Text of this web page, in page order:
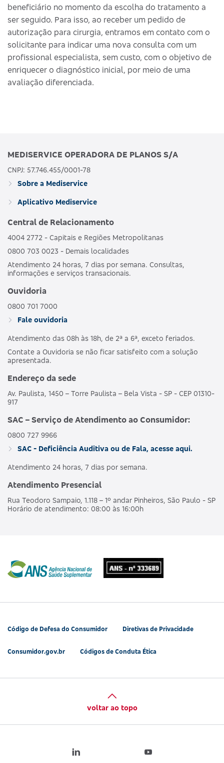
beneficiário no momento da escolha do tratamento a
ser seguido. Para isso, ao receber um pedido de
autorização para cirurgia, entramos em contato com o
solicitante para indicar uma nova consulta com um
profissional especialista, sem custo, com o objetivo de
enriquecer o diagnóstico inicial, por meio de uma
avaliação diferenciada.
MEDISERVICE OPERADORA DE PLANOS S/A
CNPJ: 57.746.455/0001-78
Sobre a Mediservice
Aplicativo Mediservice
Central de Relacionamento
4004 2772 - Capitais e Regiões Metropolitanas
0800 703 0023 - Demais localidades
Atendimento 24 horas, 7 dias por semana. Consultas,
informações e serviços transacionais.
Ouvidoria
0800 701 7000
Fale ouvidoria
Atendimento das 08h às 18h, de 2ª a 6ª, exceto feriados.
Contate a Ouvidoria se não ficar satisfeito com a solução
apresentada.
Endereço da sede
Av. Paulista, 1450 – Torre Paulista – Bela Vista - SP - CEP 01310-
917
SAC – Serviço de Atendimento ao Consumidor:
0800 727 9966
SAC - Deficiência Auditiva ou de Fala, acesse aqui.
Atendimento 24 horas, 7 dias por semana.
Atendimento Presencial
Rua Teodoro Sampaio, 1.118 – 1º andar Pinheiros, São Paulo - SP
Horário de atendimento: 08:00 às 16:00h
Código de Defesa do Consumidor Diretivas de Privacidade
Consumidor.gov.br Códigos de Conduta Ética
voltar ao topo